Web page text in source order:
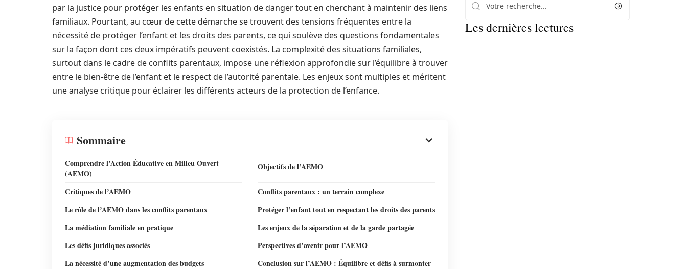
par la justice pour protéger les enfants en situation de danger tout en cherchant à maintenir des liens
familiaux. Pourtant, au cœur de cette démarche se trouvent des tensions fréquentes entre la
nécessité de protéger l’enfant et les droits des parents, ce qui soulève des questions fondamentales
sur la façon dont ces deux impératifs peuvent coexistés. La complexité des situations familiales,
surtout dans le cadre de conflits parentaux, impose une réflexion approfondie sur l’équilibre à trouver
entre le bien-être de l’enfant et le respect de l’autorité parentale. Les enjeux sont multiples et méritent
une analyse critique pour éclairer les différents acteurs de la protection de l’enfance.
Sommaire
Comprendre l’Action Éducative en Milieu Ouvert
(AEMO)
Objectifs de l’AEMO
Critiques de l’AEMO
Conflits parentaux : un terrain complexe
Le rôle de l’AEMO dans les conflits parentaux
Protéger l’enfant tout en respectant les droits des parents
La médiation familiale en pratique
Les enjeux de la séparation et de la garde partagée
Les défis juridiques associés
Perspectives d’avenir pour l’AEMO
La nécessité d’une augmentation des budgets
Conclusion sur l’AEMO : Équilibre et défis à surmonter
Les dernières lectures